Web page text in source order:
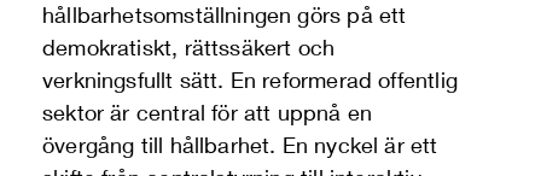
hållbarhetsomställningen görs på ett
demokratiskt, rättssäkert och
verkningsfullt sätt. En reformerad offentlig
sektor är central för att uppnå en
övergång till hållbarhet. En nyckel är ett